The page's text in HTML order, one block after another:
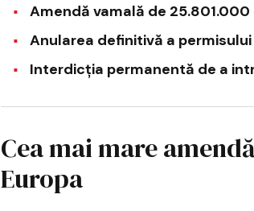
Amendă vamală de 25.801.000
Anularea definitivă a
Interdicția permanentă de a
Cea mai mare
Europa